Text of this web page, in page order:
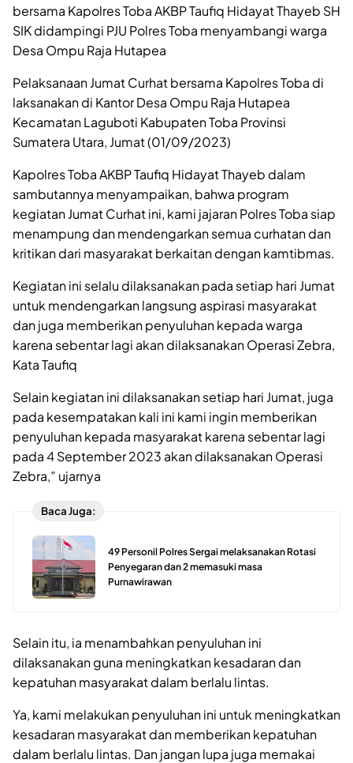
bersama Kapolres Toba AKBP Taufiq Hidayat Thayeb SH
SIK didampingi PJU Polres Toba menyambangi warga
Desa Ompu Raja Hutapea
Pelaksanaan Jumat Curhat bersama Kapolres Toba di
laksanakan di Kantor Desa Ompu Raja Hutapea
Kecamatan Laguboti Kabupaten Toba Provinsi
Sumatera Utara, Jumat (01/09/2023)
Kapolres Toba AKBP Taufiq Hidayat Thayeb dalam
sambutannya menyampaikan, bahwa program
kegiatan Jumat Curhat ini, kami jajaran Polres Toba siap
menampung dan mendengarkan semua curhatan dan
kritikan dari masyarakat berkaitan dengan kamtibmas.
Kegiatan ini selalu dilaksanakan pada setiap hari Jumat
untuk mendengarkan langsung aspirasi masyarakat
dan juga memberikan penyuluhan kepada warga
karena sebentar lagi akan dilaksanakan Operasi Zebra,
Kata Taufiq
Selain kegiatan ini dilaksanakan setiap hari Jumat, juga
pada kesempatakan kali ini kami ingin memberikan
penyuluhan kepada masyarakat karena sebentar lagi
pada 4 September 2023 akan dilaksanakan Operasi
Zebra,” ujarnya
Baca Juga:
49 Personil Polres Sergai melaksanakan Rotasi
Penyegaran dan 2 memasuki masa
Purnawirawan
Selain itu, ia menambahkan penyuluhan ini
dilaksanakan guna meningkatkan kesadaran dan
kepatuhan masyarakat dalam berlalu lintas.
Ya, kami melakukan penyuluhan ini untuk meningkatkan
kesadaran masyarakat dan memberikan kepatuhan
dalam berlalu lintas. Dan jangan lupa juga memakai